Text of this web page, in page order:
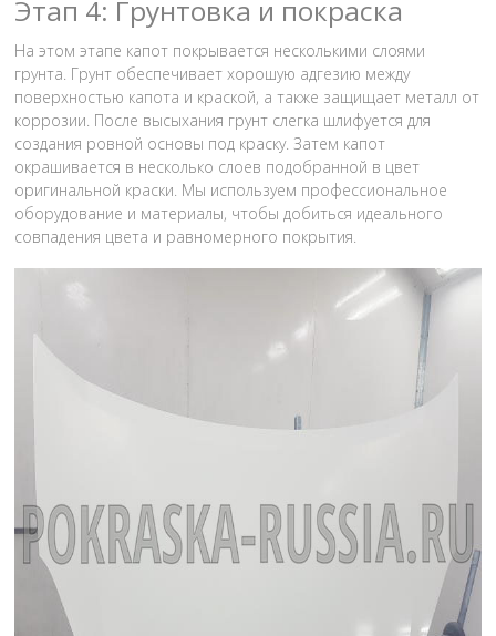
Этап 4: Грунтовка и покраска
На этом этапе капот покрывается несколькими слоями
грунта. Грунт обеспечивает хорошую адгезию между
поверхностью капота и краской, а также защищает металл от
коррозии. После высыхания грунт слегка шлифуется для
создания ровной основы под краску. Затем капот
окрашивается в несколько слоев подобранной в цвет
оригинальной краски. Мы используем профессиональное
оборудование и материалы, чтобы добиться идеального
совпадения цвета и равномерного покрытия.